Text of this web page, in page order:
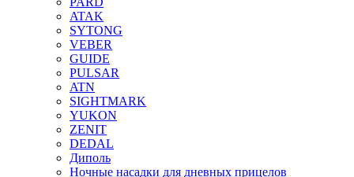
ATAK
SYTONG
VEBER
GUIDE
PULSAR
ATN
SIGHTMARK
YUKON
ZENIT
DEDAL
Диполь
Ночные насадки для дневных прицелов